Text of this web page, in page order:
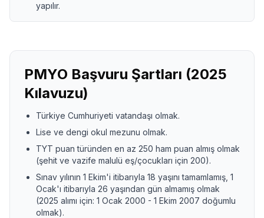
yapılır.
PMYO Başvuru Şartları (2025
Kılavuzu)
Türkiye Cumhuriyeti vatandaşı olmak.
Lise ve dengi okul mezunu olmak.
TYT puan türünden en az 250 ham puan almış olmak
(şehit ve vazife malulü eş/çocukları için 200).
Sınav yılının 1 Ekim'i itibarıyla 18 yaşını tamamlamış, 1
Ocak'ı itibarıyla 26 yaşından gün almamış olmak
(2025 alımı için: 1 Ocak 2000 - 1 Ekim 2007 doğumlu
olmak).